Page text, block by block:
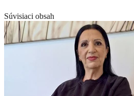
Súvisiaci obsah